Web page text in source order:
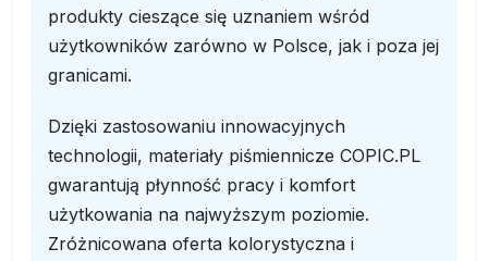
produkty cieszące się uznaniem wśród
użytkowników zarówno w Polsce, jak i poza jej
granicami.
Dzięki zastosowaniu innowacyjnych
technologii, materiały piśmiennicze COPIC.PL
gwarantują płynność pracy i komfort
użytkowania na najwyższym poziomie.
Zróżnicowana oferta kolorystyczna i